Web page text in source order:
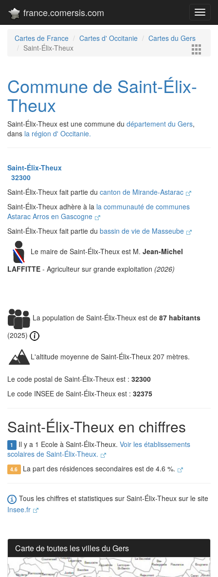
france.comersis.com
Cartes de France Cartes d' Occitanie
Cartes du Gers
Saint-Élix-Theux
Commune de Saint-Élix-
Theux
Saint-Élix-Theux est une commune du département du Gers,
dans la région d' Occitanie.
Saint-Élix-Theux
32300
Saint-Élix-Theux fait partie du canton de Mirande-Astarac
Saint-Élix-Theux adhère à la la communauté de communes
Astarac Arros en Gascogne
Saint-Élix-Theux fait partie du bassin de vie de Masseube
Le maire de Saint-Élix-Theux est M. Jean-Michel
LAFFITTE - Agriculteur sur grande exploitation (2026)
La population de Saint-Élix-Theux est de 87 habitants
(2025)
L'altitude moyenne de Saint-Élix-Theux 207 mètres.
Le code postal de Saint-Élix-Theux est : 32300
Le code INSEE de Saint-Élix-Theux est : 32375
Saint-Élix-Theux en chiffres
1 Il y a 1 Ecole à Saint-Élix-Theux. Voir les établissements
scolaires de Saint-Élix-Theux.
4.6 La part des résidences secondaires est de 4.6 %.
Tous les chiffres et statistiques sur Saint-Élix-Theux sur le site
Insee.fr
Carte de toutes les villes du Gers